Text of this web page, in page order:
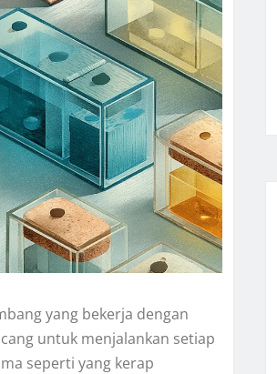
yang bekerja dengan
untuk menjalankan setiap
seperti yang kerap